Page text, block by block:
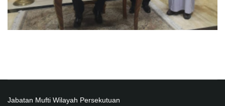
Jabatan Mufti Wilayah Persekutuan